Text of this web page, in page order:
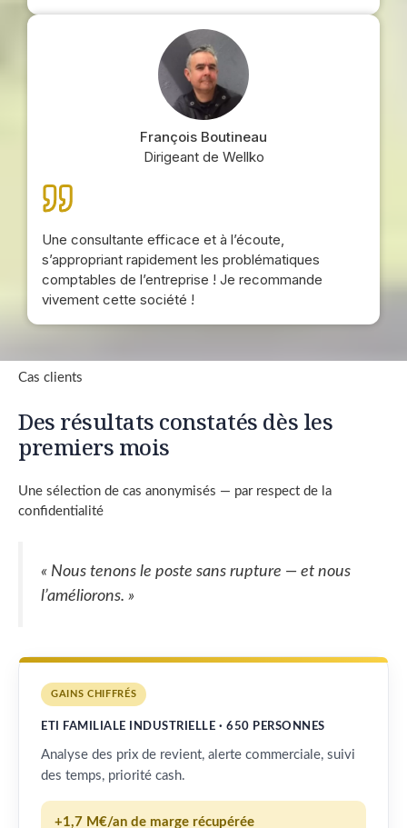
François Boutineau
Dirigeant de Wellko
Une consultante efficace et à l’écoute,
s’appropriant rapidement les problématiques
comptables de l’entreprise ! Je recommande
vivement cette société !
Cas clients
Des résultats constatés dès les
premiers mois
Une sélection de cas anonymisés — par respect de la
confidentialité
« Nous tenons le poste sans rupture — et nous
l’améliorons. »
GAINS CHIFFRÉS
ETI FAMILIALE INDUSTRIELLE · 650 PERSONNES
Analyse des prix de revient, alerte commerciale, suivi
des temps, priorité cash.
+1,7 M€/an de marge récupérée